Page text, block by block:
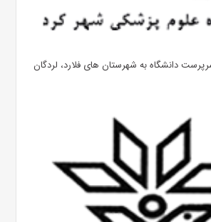
دانشگاه به شهرستان های فلارد، لردگان